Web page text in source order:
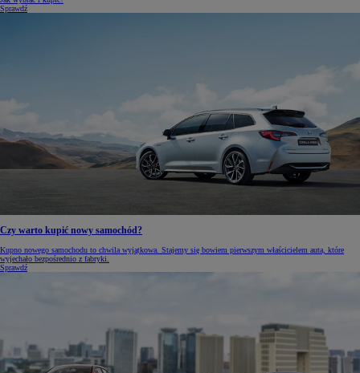
Sprawdź
Czy warto kupić nowy samochód?
Kupno nowego samochodu to chwila wyjątkowa. Stajemy się bowiem pierwszym właścicielem auta, które
wyjechało bezpośrednio z fabryki.
Sprawdź